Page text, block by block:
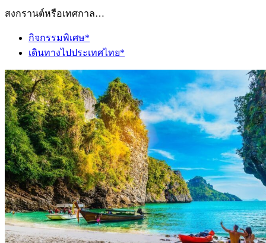
สงกรานต์หรือเทศกาล…
กิจกรรมพิเศษ*
เดินทางไปประเทศไทย*